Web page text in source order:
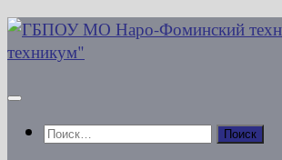
Перейти
к
Найти: